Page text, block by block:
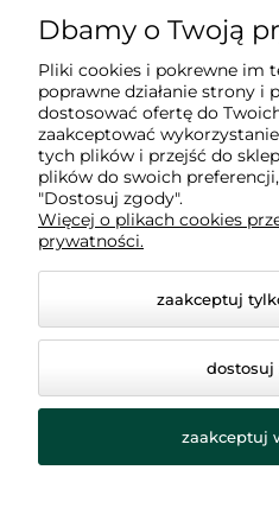
Zakupy
Informacje
O nas
Dbamy o Twoją
Pliki cookies i pokrewne im
poprawne działanie strony i
dostosować ofertę do
zaakceptować
tych plików i przejść do
plików do swoich
"Dostosuj zgody".
Więcej o plikach cookies
prywatności.
zaakceptuj
dostosuj
zaakceptuj